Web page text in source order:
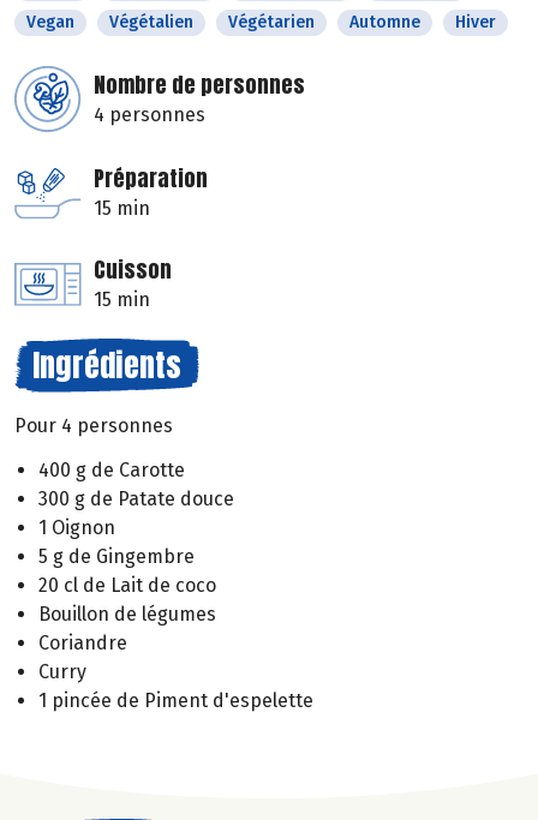
Vegan
Végétalien Végétarien Automne Hiver
Nombre de personnes
4 personnes
Préparation
15 min
Cuisson
15 min
Ingrédients
Pour 4 personnes
400 g de Carotte
300 g de Patate douce
1 Oignon
5 g de Gingembre
20 cl de Lait de coco
Bouillon de légumes
Coriandre
Curry
1 pincée de Piment d'espelette